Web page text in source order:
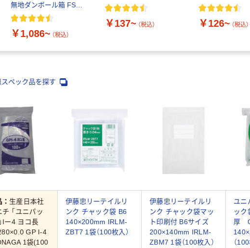
無地ダンボール箱 FSC
認証 オリジナル
￥1,086~ （税込）
￥137~ （税込） ￥126~ （税込）
ペック品を探す
生産日本社
「ユニパッ
Iー4 ヨコ長
GP I-4
1袋(100
伊藤忠リーテイルリ
ンク チャック袋 B6
140×200mm IRLM-
ZBT7 1袋（100枚入）
伊藤忠リーテイルリ
ンク チャック袋マッ
ト印刷付 B6サイズ
200×140mm IRLM-
ZBM7 1袋（100枚入）
ユニ
ッ
厚
（